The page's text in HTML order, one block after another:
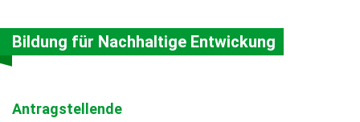
Bildung für Nachhaltige Entwickung
Antragstellende